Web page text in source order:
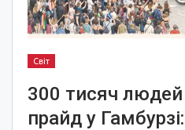
Світ
300 тисяч
прайд у